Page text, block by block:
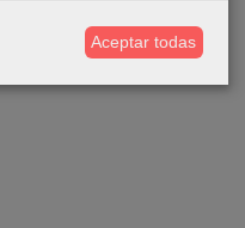
Aceptar todas